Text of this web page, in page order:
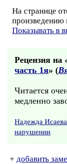
На странице
произведению
Показывать в
Рецензия на
часть 1я» (
Читается
медленно
Надежда
нарушении
+ добавить